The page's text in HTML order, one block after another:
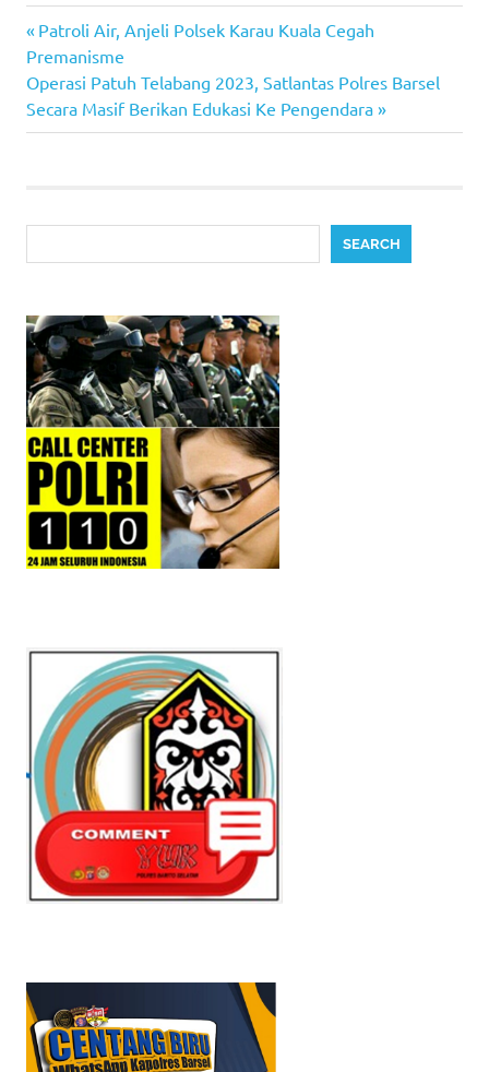
Post
navigation
Previous
Post:
Patroli Air, Anjeli Polsek Karau Kuala Cegah
Premanisme
Next
Post:
Operasi Patuh Telabang 2023, Satlantas Polres Barsel
Secara Masif Berikan Edukasi Ke Pengendara
SEARCH